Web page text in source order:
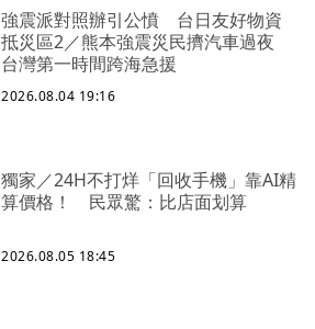
強震派對照辦引公憤 台日友好物資
抵災區2／熊本強震災民擠汽車過夜
台灣第一時間跨海急援
2026.08.04 19:16
獨家／24H不打烊「回收手機」靠AI精
算價格！ 民眾驚：比店面划算
2026.08.05 18:45